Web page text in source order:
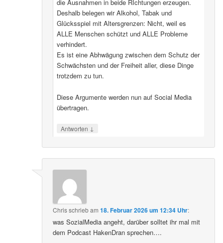
die Ausnahmen in beide RIchtungen erzeugen.
Deshalb belegen wir Alkohol, Tabak und
Glücksspiel mit Altersgrenzen: Nicht, weil es
ALLE Menschen schützt und ALLE Probleme
verhindert.
Es ist eine Abhwägung zwischen dem Schutz der
Schwächsten und der Freiheit aller, diese Dinge
trotzdem zu tun.
Diese Argumente werden nun auf Social Media
übertragen.
Antworten ↓
Chrisschriebam18. Februar 2026 um 12:34 Uhr:
was SozialMedia angeht, darüber solltet ihr mal mit
dem Podcast HakenDran sprechen….